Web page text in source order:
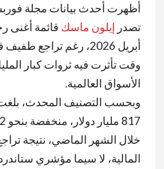
أظهرت أحدث بيانات مجلة
تصدر إيلون ماسك قائمة أغنى
أبريل 2026، رغم تراجع
وقت تأثرت فيه ثروات كبار
الأسواق العالمية
وبحسب التصنيف المحدث،
خلال الشهر الماضي، نتيجة
المالية، لا سيما مؤشري ستاندرد